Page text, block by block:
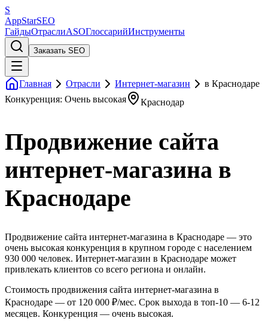
S
AppStarSEO
ГайдыОтраслиASOГлоссарийИнструменты
Заказать SEO
Главная Отрасли Интернет-магазин
в Краснодаре
Конкуренция: Очень высокая
Краснодар
Продвижение сайта
интернет-магазина в
Краснодаре
Продвижение сайта интернет-магазина в Краснодаре — это
очень высокая конкуренция в крупном городе с населением
930 000 человек. Интернет-магазин в Краснодаре может
привлекать клиентов со всего региона и онлайн.
Стоимость продвижения сайта интернет-магазина в
Краснодаре — от 120 000 ₽/мес. Срок выхода в топ-10 — 6-12
месяцев. Конкуренция — очень высокая.